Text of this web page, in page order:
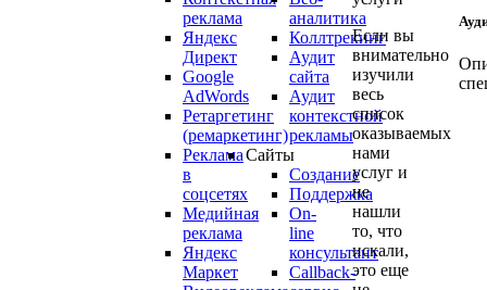
реклама
Яндекс
Директ
Google
AdWords
Ретаргетинг
(ремаркетинг)
Реклама
в
соцсетях
Медийная
реклама
Яндекс
Маркет
аналитика
Коллтрекинг
Аудит
сайта
Аудит
контекстной
рекламы
Сайты
Создание
Поддержка
On-
line
консультант
Callback-
Если вы
внимательно
изучили
весь
список
оказываемых
нами
услуг и
не
нашли
то, что
искали,
это еще